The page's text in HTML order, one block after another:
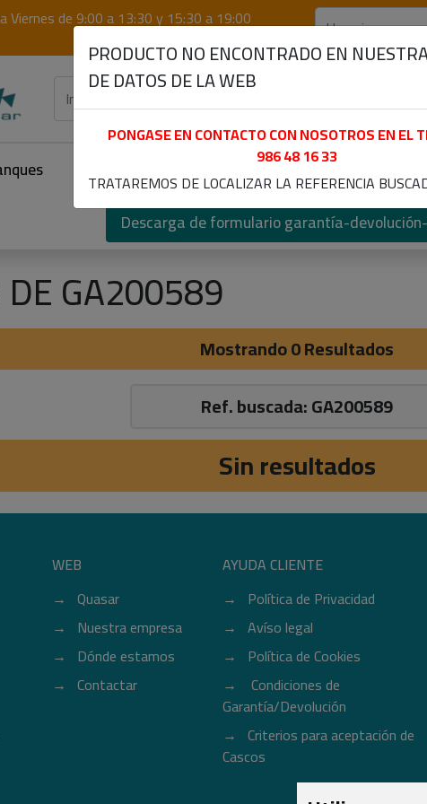
Viernes de 9:00 a 13:30 y 15:30 a 19:00
Poleas Despieces
Descarga de formulario garantía-
DE GA200589
Mostrando 0 Resultados
Ref. buscada: GA200589
Sin resultados
WEB
Quasar
Nuestra empresa
Dónde estamos
Contactar
AYUDA CLIENTE
Política de Privacidad
Avíso legal
Política de Cookies
Condiciones de
Garantía/Devolución
Criterios para aceptación de
Cascos
PRODUCTO NO ENCONTRADO EN
DE DATOS DE LA WEB
PONGASE EN CONTACTO CON NOSOTROS EN EL
986 48 16 33
TRATAREMOS DE LOCALIZAR LA REFERENCIA